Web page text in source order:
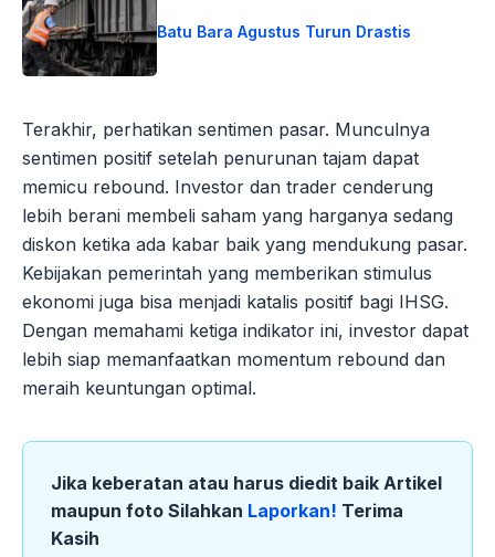
Batu Bara Agustus Turun Drastis
Terakhir, perhatikan sentimen pasar. Munculnya
sentimen positif setelah penurunan tajam dapat
memicu rebound. Investor dan trader cenderung
lebih berani membeli saham yang harganya sedang
diskon ketika ada kabar baik yang mendukung pasar.
Kebijakan pemerintah yang memberikan stimulus
ekonomi juga bisa menjadi katalis positif bagi IHSG.
Dengan memahami ketiga indikator ini, investor dapat
lebih siap memanfaatkan momentum rebound dan
meraih keuntungan optimal.
Jika keberatan atau harus diedit baik Artikel
maupun foto Silahkan Laporkan! Terima
Kasih